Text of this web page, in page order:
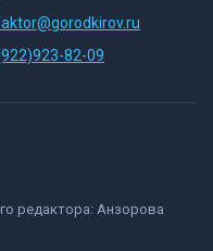
82-09
редактора: Анзорова